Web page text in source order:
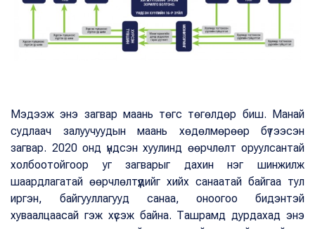
Мэдээж энэ загвар маань төгс төгөлдөр биш. Манай
судлаач залуучуудын маань хөдөлмөрөөр бүтээсэн
загвар. 2020 онд үндсэн хуулинд өөрчлөлт оруулсантай
холбоотойгоор уг загварыг дахин нэг шинжилж
шаардлагатай өөрчлөлтүүдийг хийх санаатай байгаа тул
иргэн, байгууллагууд санаа, оноогоо бидэнтэй
хуваалцаасай гэж хүсэж байна. Ташрамд дурдахад энэ